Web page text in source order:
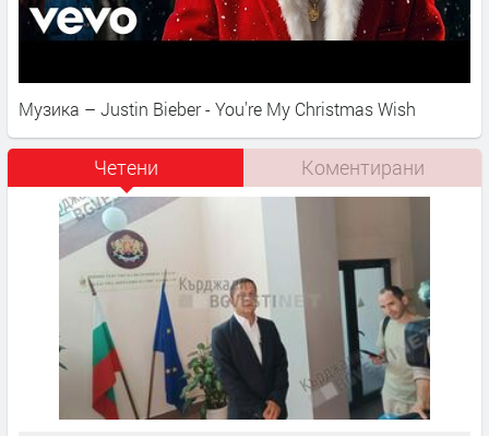
Музика – Justin Bieber - You're My Christmas Wish
Четени Коментирани